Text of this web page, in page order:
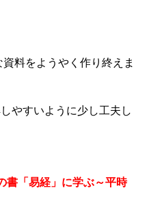
料をようやく作り終えま
やすいように少し工夫し
書「易経」に学ぶ～平時